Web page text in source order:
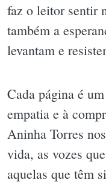
faz o leitor sentir
também a
levantam e
Cada página é
empatia e à
Aninha Torres
vida, as vozes
aquelas que têm